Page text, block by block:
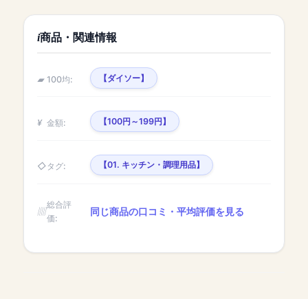
商品・関連情報
100均: 【ダイソー】
金額: 【100円～199円】
タグ: 【01. キッチン・調理用品】
総合評
価:
同じ商品の口コミ・平均評価を見る